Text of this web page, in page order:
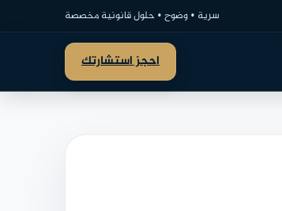
سرية • وضوح • حلول قانونية مخصصة
احجز استشارتك